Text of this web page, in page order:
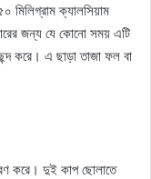
মিলিগ্রাম ক্যালসিয়াম
জন্য যে কোনো সময় এটি
করে। এ ছাড়া তাজা ফল বা
করে। দুই কাপ ছোলাতে